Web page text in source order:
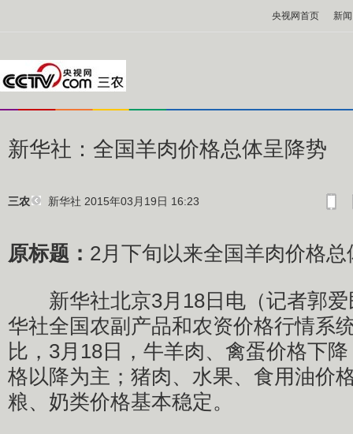
央视网首页 新闻
新华社：全国羊肉价格总体呈降势
三农 新华社 2015年03月19日 16:23
原标题： 2月下旬以来全国羊肉价格总
新华社北京3月18日电（记者郭爱
华社全国农副产品和农资价格行情系
比，3月18日，牛羊肉、禽蛋价格下
格以降为主；猪肉、水果、食用油价
粮、奶类价格基本稳定。